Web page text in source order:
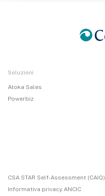
Soluzioni
Atoka Sales
Powerbiz
CSA STAR Self-Assessment (CAIQ)
Informativa privacy ANCIC